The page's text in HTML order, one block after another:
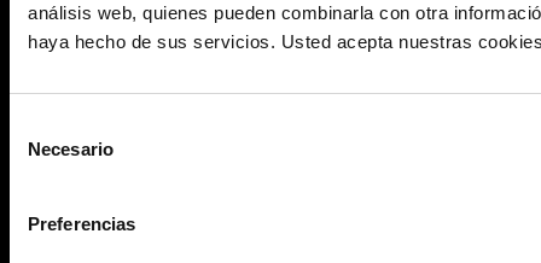
análisis web, quienes pueden combinarla con otra
haya hecho de sus servicios. Usted acepta nuestras
Necesario
Preferencias